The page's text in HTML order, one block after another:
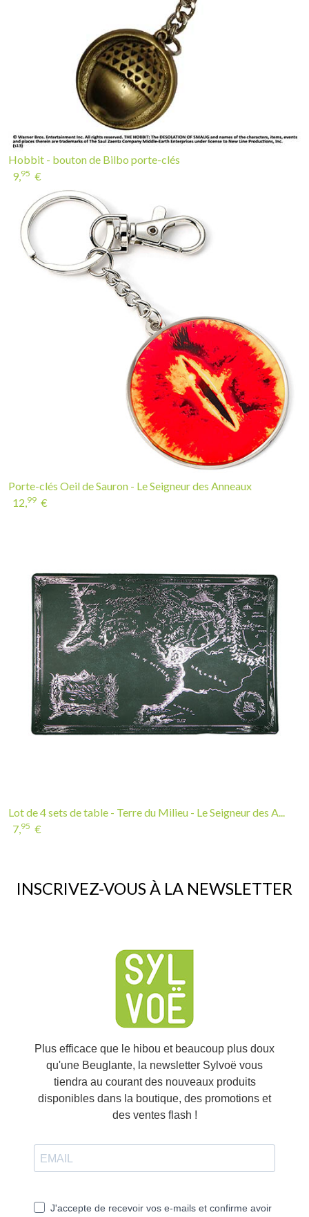
Hobbit - bouton de Bilbo porte-clés
9,95 €
Porte-clés Oeil de Sauron - Le Seigneur des Anneaux
12,99 €
Lot de 4 sets de table - Terre du Milieu - Le Seigneur des A...
7,95 €
INSCRIVEZ-VOUS À LA NEWSLETTER
Plus efficace que le hibou et beaucoup plus doux
qu'une Beuglante, la newsletter Sylvoë vous
tiendra au courant des nouveaux produits
disponibles dans la boutique, des promotions et
des ventes flash !
J'accepte de recevoir vos e-mails et confirme avoir